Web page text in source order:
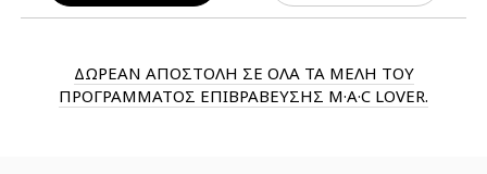
ΔΩΡΕΑΝ ΑΠΟΣΤΟΛΗ ΣΕ ΟΛΑ ΤΑ ΜΕΛΗ ΤΟΥ
ΠΡΟΓΡΑΜΜΑΤΟΣ ΕΠΙΒΡΑΒΕΥΣΗΣ M·A·C LOVER.